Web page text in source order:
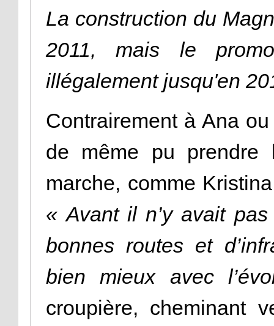
La construction du
2011, mais le
illégalement jusqu'en
Contrairement à Ana
de même pu
marche, comme
« Avant il n’y avait
bonnes routes et
bien mieux avec
croupière, cheminant